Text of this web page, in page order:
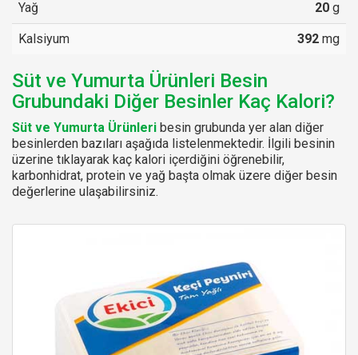
Yağ 20 g
Kalsiyum 392 mg
Süt ve Yumurta Ürünleri Besin
Grubundaki Diğer Besinler Kaç Kalori?
Süt ve Yumurta Ürünleri besin grubunda yer alan diğer
besinlerden bazıları aşağıda listelenmektedir. İlgili besinin
üzerine tıklayarak kaç kalori içerdiğini öğrenebilir,
karbonhidrat, protein ve yağ başta olmak üzere diğer besin
değerlerine ulaşabilirsiniz.